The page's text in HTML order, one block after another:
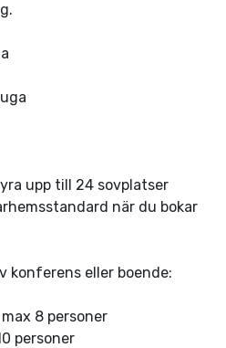
upp till 24 sovplatser
när du bokar
konferens eller boende:
8 personer
personer